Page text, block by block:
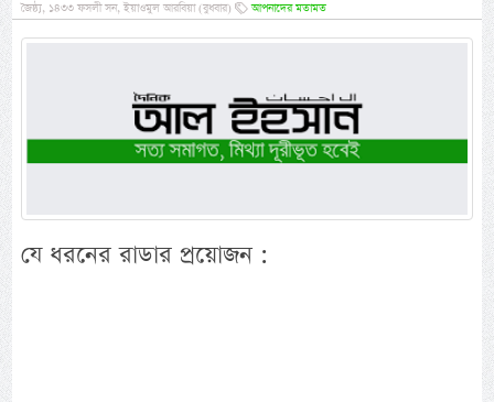
জৈষ্ঠ্য, ১৪৩৩ ফসলী সন, ইয়াওমুল আরবিয়া (বুধবার)
আপনাদের মতামত
যে ধরনের রাডার প্রয়োজন :